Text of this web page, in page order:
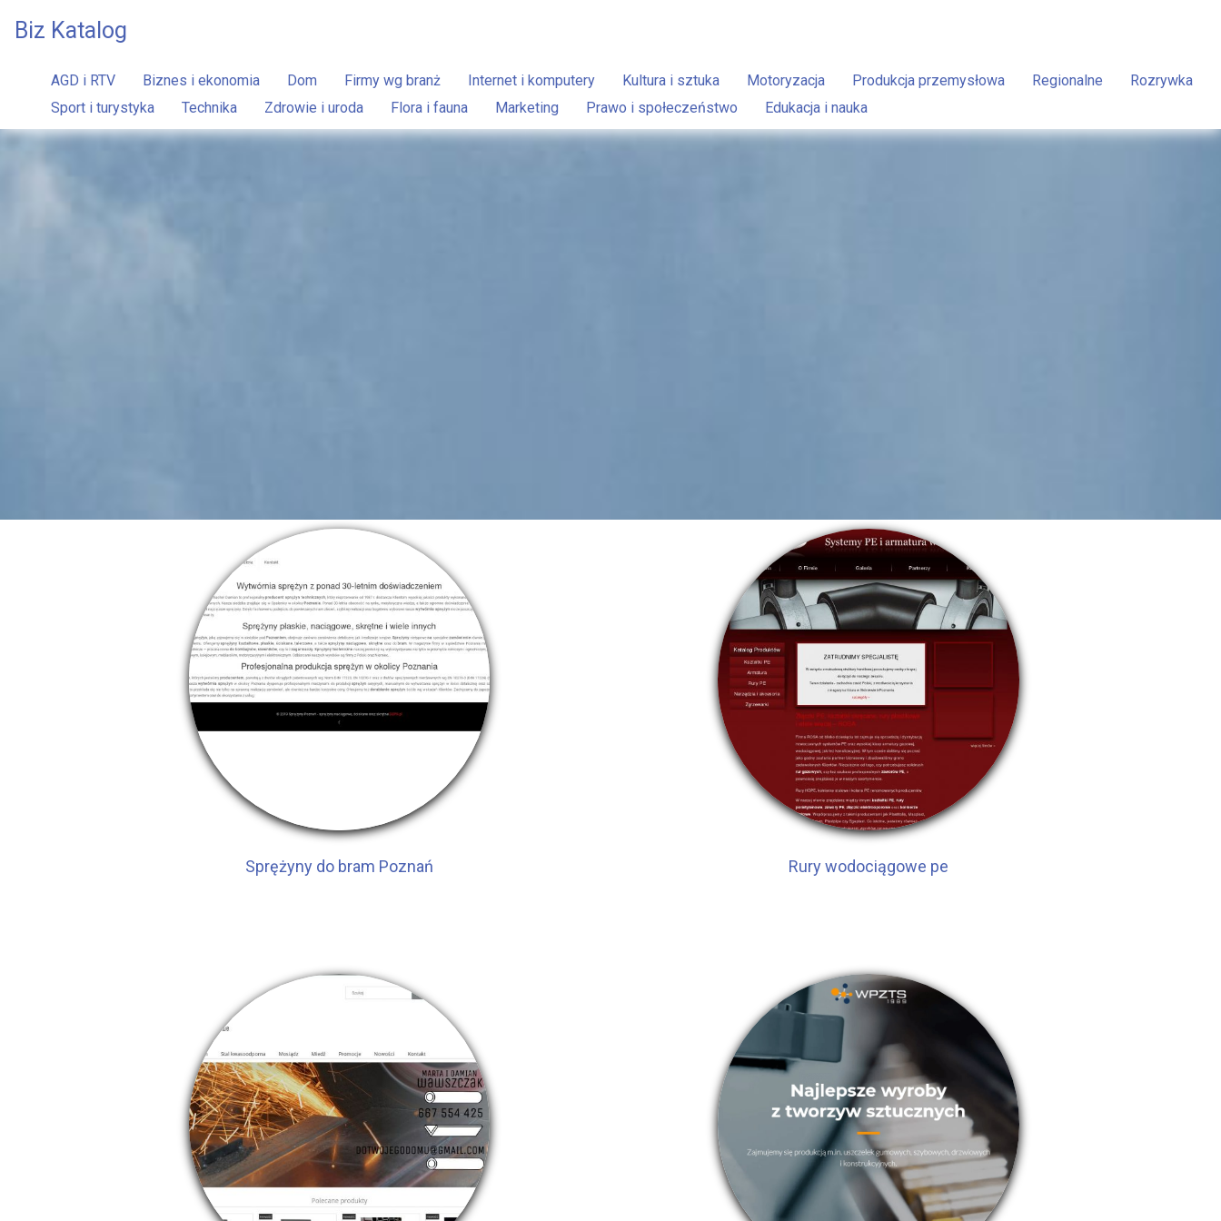
Biz Katalog
AGD i RTV Biznes i ekonomia Dom Firmy wg branż Internet i komputery Kultura i sztuka Motoryzacja Produkcja przemysłowa Regionalne
Rozrywka
Sport i turystyka
Technika Zdrowie i uroda Flora i fauna Marketing Prawo i społeczeństwo Edukacja i nauka
Sprężyny do bram Poznań Rury wodociągowe pe